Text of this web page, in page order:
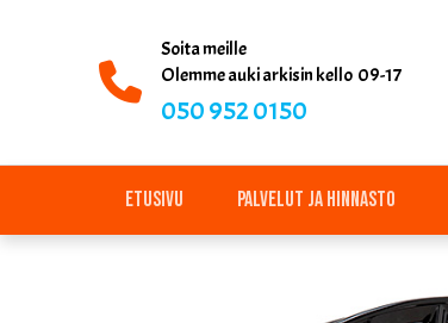
Soita meille
Olemme auki arkisin kello 09-17
050 952 0150
Etusivu Palvelut ja hinnasto